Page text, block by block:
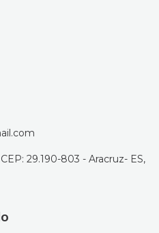
29.190-803 - Aracruz- ES,